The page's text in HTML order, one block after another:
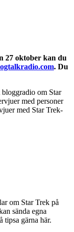
27 oktober kan du
. Du
bloggradio om Star
med personer
med Star Trek-
om Star Trek på
sända egna
tipsa gärna här.